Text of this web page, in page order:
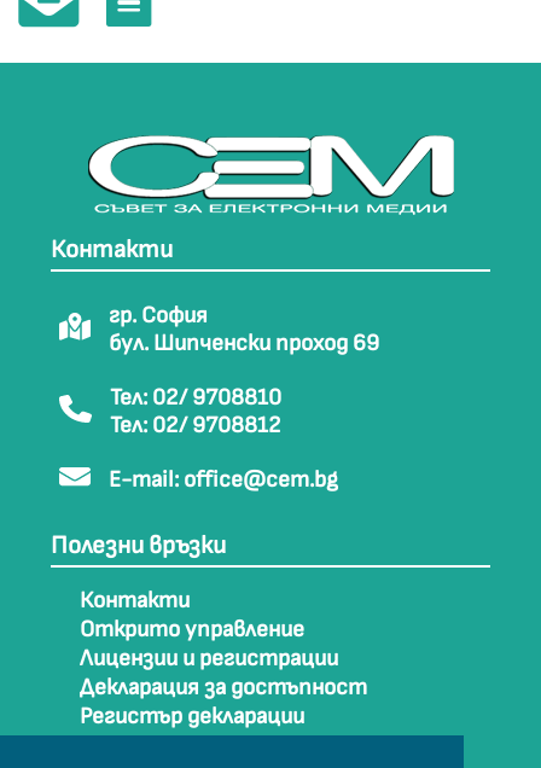
Контакти
гр. София
бул. Шипченски проход 69
Тел: 02/ 9708810
Тел: 02/ 9708812
E-mail: office@cem.bg
Полезни връзки
Контакти
Открито управление
Лицензии и регистрации
Декларация за достъпност
Регистър декларации